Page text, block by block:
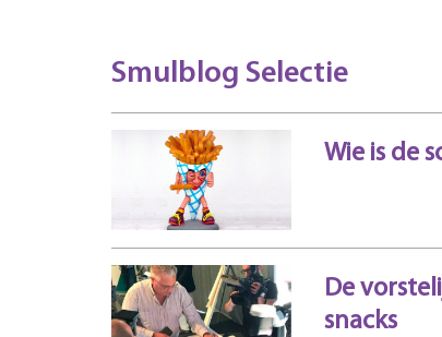
Smulblog Selectie
Wie is de
De
snacks